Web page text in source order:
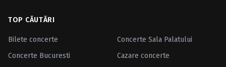
TOP CĂUTĂRI
Bilete concerte
Concerte Sala Palatului
Concerte Bucuresti
Cazare concerte